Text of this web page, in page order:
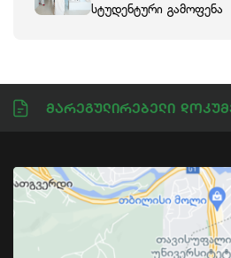
სტუდენტური გამოფენა
Მარეგულირებელი